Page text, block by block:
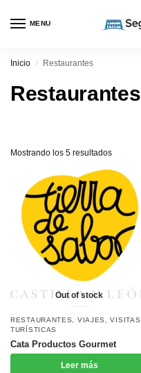
MENU
Inicio / Restaurantes
Restaurantes
Mostrando los 5 resultados
Out of stock
RESTAURANTES VIAJES ,VISITAS
TURÍSTICAS
Cata Productos Gourmet
Leer más